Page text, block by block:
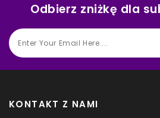
Odbierz zniżkę dla
KONTAKT Z NAMI